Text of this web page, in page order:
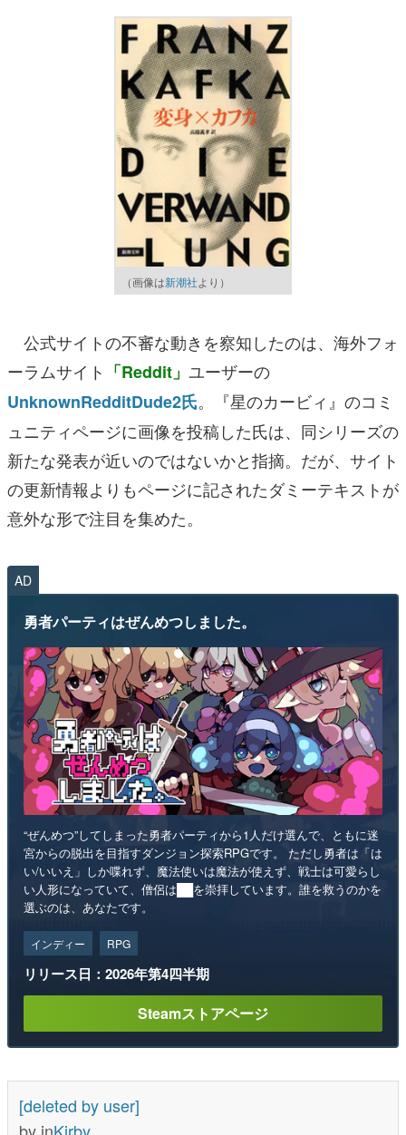
（画像は新潮社より）
公式サイトの不審な動きを察知したのは、海外フォ
ーラムサイト 「Reddit」 ユーザーの
UnknownRedditDude2氏。『星のカービィ』のコミ
ュニティページに画像を投稿した氏は、同シリーズの
新たな発表が近いのではないかと指摘。だが、サイト
の更新情報よりもページに記されたダミーテキストが
意外な形で注目を集めた。
AD
勇者パーティはぜんめつしました。
“ぜんめつ”してしまった勇者パーティから1人だけ選んで、ともに迷
宮からの脱出を目指すダンジョン探索RPGです。 ただし勇者は「は
い/いいえ」しか喋れず、魔法使いは魔法が使えず、戦士は可愛らし
い人形になっていて、僧侶は██を崇拝しています。誰を救うのかを
選ぶのは、あなたです。
インディー RPG
リリース日：2026年第4四半期
Steamストアページ
[deleted by user]